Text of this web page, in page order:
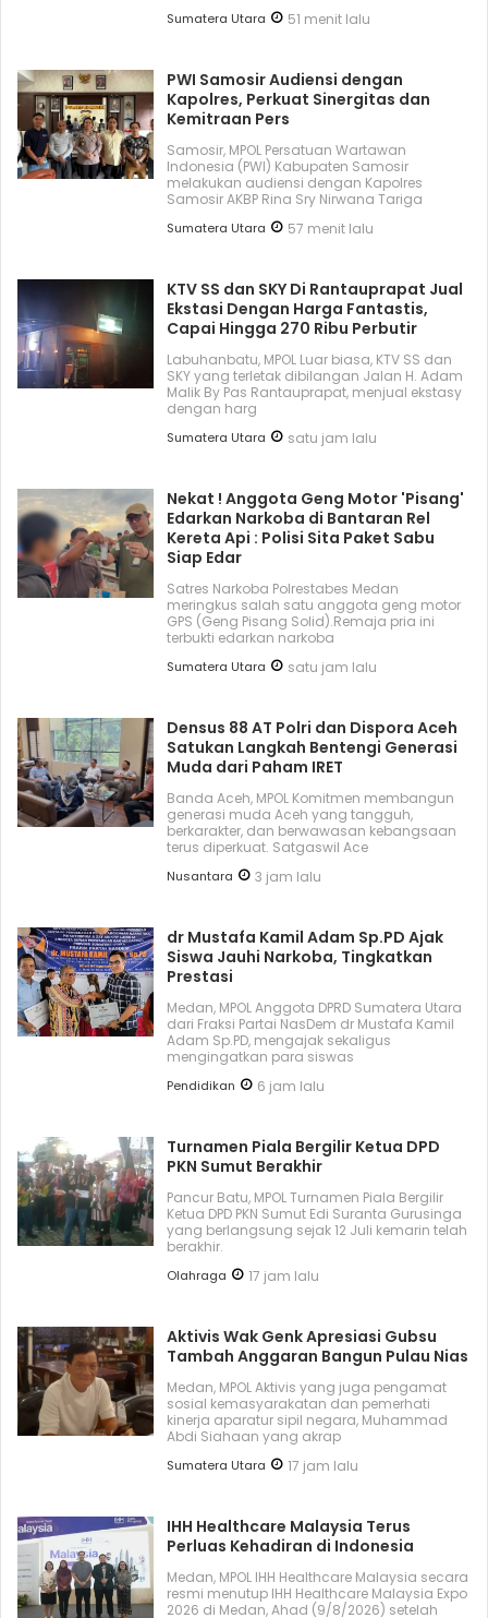
Sumatera Utara 51 menit lalu
PWI Samosir Audiensi dengan
Kapolres, Perkuat Sinergitas dan
Kemitraan Pers
Samosir, MPOL Persatuan Wartawan
Indonesia (PWI) Kabupaten Samosir
melakukan audiensi dengan Kapolres
Samosir AKBP Rina Sry Nirwana Tariga
Sumatera Utara 57 menit lalu
KTV SS dan SKY Di Rantauprapat Jual
Ekstasi Dengan Harga Fantastis,
Capai Hingga 270 Ribu Perbutir
Labuhanbatu, MPOL Luar biasa, KTV SS dan
SKY yang terletak dibilangan Jalan H. Adam
Malik By Pas Rantauprapat, menjual ekstasy
dengan harg
Sumatera Utara satu jam lalu
Nekat ! Anggota Geng Motor 'Pisang'
Edarkan Narkoba di Bantaran Rel
Kereta Api : Polisi Sita Paket Sabu
Siap Edar
Satres Narkoba Polrestabes Medan
meringkus salah satu anggota geng motor
GPS (Geng Pisang Solid).Remaja pria ini
terbukti edarkan narkoba
Sumatera Utara satu jam lalu
Densus 88 AT Polri dan Dispora Aceh
Satukan Langkah Bentengi Generasi
Muda dari Paham IRET
Banda Aceh, MPOL Komitmen membangun
generasi muda Aceh yang tangguh,
berkarakter, dan berwawasan kebangsaan
terus diperkuat. Satgaswil Ace
Nusantara 3 jam lalu
dr Mustafa Kamil Adam Sp.PD Ajak
Siswa Jauhi Narkoba, Tingkatkan
Prestasi
Medan, MPOL Anggota DPRD Sumatera Utara
dari Fraksi Partai NasDem dr Mustafa Kamil
Adam Sp.PD, mengajak sekaligus
mengingatkan para siswas
Pendidikan 6 jam lalu
Turnamen Piala Bergilir Ketua DPD
PKN Sumut Berakhir
Pancur Batu, MPOL Turnamen Piala Bergilir
Ketua DPD PKN Sumut Edi Suranta Gurusinga
yang berlangsung sejak 12 Juli kemarin telah
berakhir.
Olahraga 17 jam lalu
Aktivis Wak Genk Apresiasi Gubsu
Tambah Anggaran Bangun Pulau Nias
Medan, MPOL Aktivis yang juga pengamat
sosial kemasyarakatan dan pemerhati
kinerja aparatur sipil negara, Muhammad
Abdi Siahaan yang akrap
Sumatera Utara 17 jam lalu
IHH Healthcare Malaysia Terus
Perluas Kehadiran di Indonesia
Medan, MPOL IHH Healthcare Malaysia secara
resmi menutup IHH Healthcare Malaysia Expo
2026 di Medan, Ahad (9/8/2026) setelah